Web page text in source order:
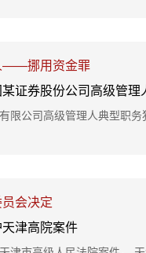
——挪用资金罪
证券股份公司高级管理
限公司高级管理人典型职
会决定
津高院案件